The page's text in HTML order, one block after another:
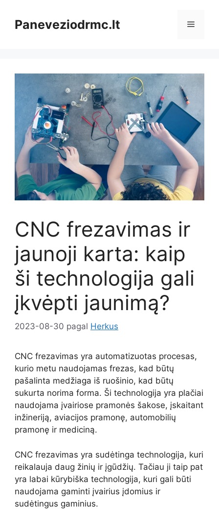
turinioPaneveziodrmc.lt Meniu
CNC frezavimas ir
jaunoji karta: kaip
ši technologija gali
įkvėpti jaunimą?
2023-08-30 pagal Herkus
CNC frezavimas yra automatizuotas procesas,
kurio metu naudojamas frezas, kad būtų
pašalinta medžiaga iš ruošinio, kad būtų
sukurta norima forma. Ši technologija yra plačiai
naudojama įvairiose pramonės šakose, įskaitant
inžineriją, aviacijos pramonę, automobilių
pramonę ir mediciną.
CNC frezavimas yra sudėtinga technologija, kuri
reikalauja daug žinių ir įgūdžių. Tačiau ji taip pat
yra labai kūrybiška technologija, kuri gali būti
naudojama gaminti įvairius įdomius ir
sudėtingus gaminius.